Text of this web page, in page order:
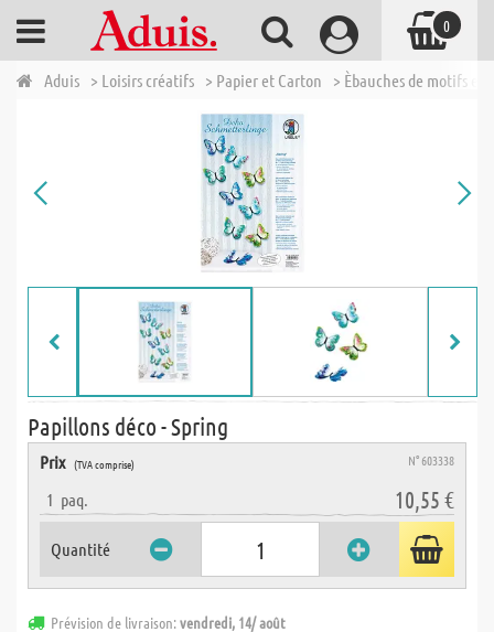
Aduis > Loisirs créatifs > Papier et Carton > Èbauches de motifs et
Papillons déco - Spring
Prix (TVA comprise) N° 603338
1 paq. 10,55 €
Quantité
Prévision de livraison:vendredi, 14/ août
0